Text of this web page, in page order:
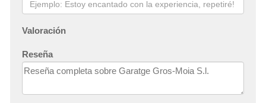
Valoración
Reseña